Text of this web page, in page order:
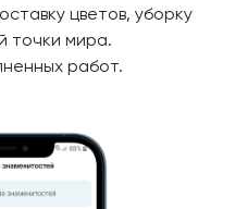
цветов, уборку
точки мира.
работ.